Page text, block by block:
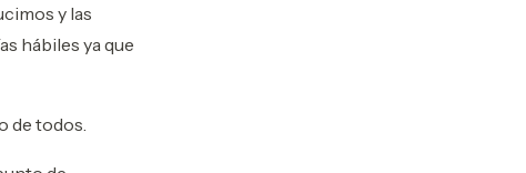
y las
hábiles ya que
de todos.